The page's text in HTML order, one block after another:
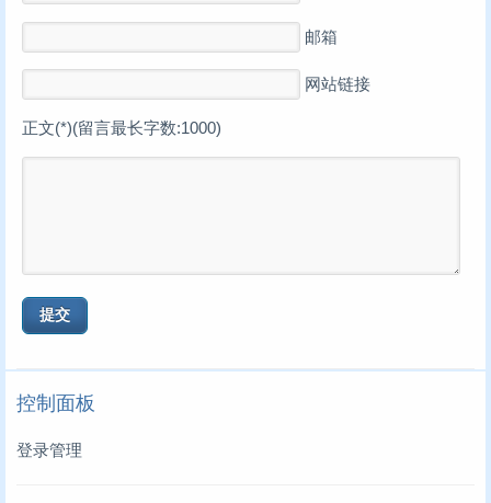
邮箱
网站链接
正文(*)(留言最长字数:1000)
控制面板
登录管理